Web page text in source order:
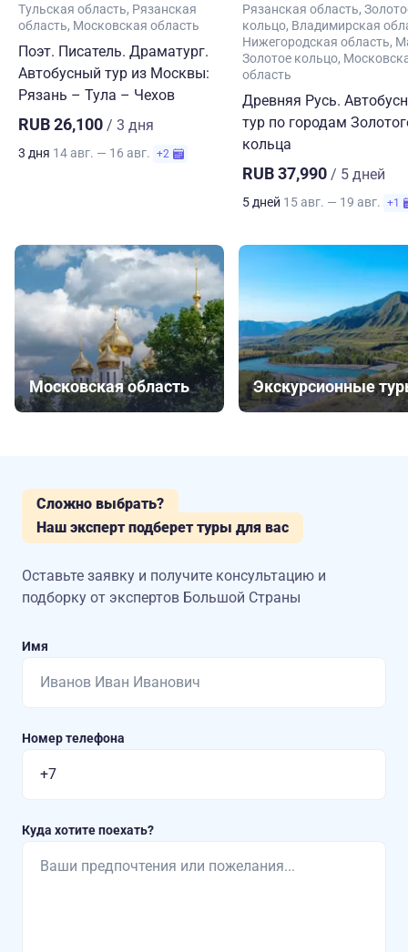
Тульская область Рязанская
область Московская область
Поэт. Писатель. Драматург.
Автобусный тур из Москвы:
Рязань – Тула – Чехов
RUB 26,100 / 3 дня
3 дня 14 авг. — 16 авг. +2
Рязанская область
кольцо Владимирская
Нижегородская область
Золотое кольцо
область
Древняя Русь.
тур по городам
кольца
RUB 37,990 / 5 дней
5 дней 15 авг. — 19 авг. +1
Московская область Экскурсионные
Сложно выбрать?
Наш эксперт подберет туры для вас
Оставьте заявку и получите консультацию и
подборку от экспертов Большой Страны
Имя
Номер телефона
Куда хотите поехать?